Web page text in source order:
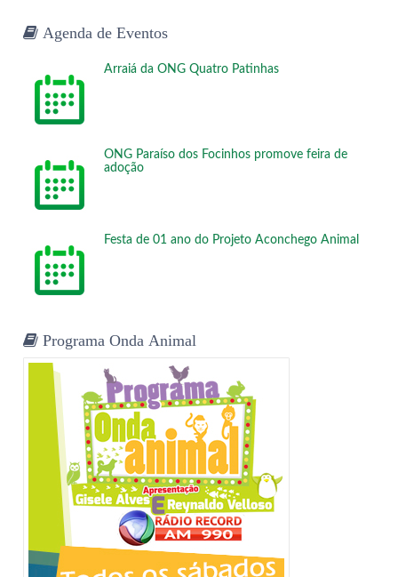
Agenda de Eventos
Arraiá da ONG Quatro Patinhas
ONG Paraíso dos Focinhos promove feira de
adoção
Festa de 01 ano do Projeto Aconchego Animal
Programa Onda Animal